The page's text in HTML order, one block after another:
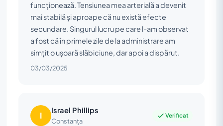
funcționează. Tensiunea mea arterială a devenit
mai stabilă și aproape că nu există efecte
secundare. Singurul lucru pe care l-am observat
a fost că în primele zile de la administrare am
simțit o ușoară slăbiciune, dar apoi a dispărut.
03/03/2025
I Israel Phillips
Constanța
Verificat